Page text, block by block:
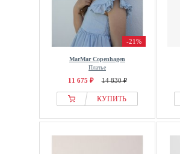
-21%
MarMar Copenhagen
Платье
11 675 ₽ 14 830 ₽
КУПИТЬ